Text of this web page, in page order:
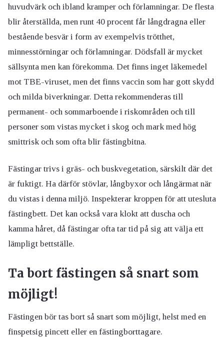
huvudvärk och ibland kramper och förlamningar. De flesta
blir återställda, men runt 40 procent får långdragna eller
bestående besvär i form av exempelvis trötthet,
minnesstörningar och förlamningar. Dödsfall är mycket
sällsynta men kan förekomma. Det finns inget läkemedel
mot TBE-viruset, men det finns vaccin som har gott skydd
och milda biverkningar. Detta rekommenderas till
permanent- och sommarboende i riskområden och till
personer som vistas mycket i skog och mark med hög
smittrisk och som ofta blir fästingbitna.
Fästingar trivs i gräs- och buskvegetation, särskilt där det
är fuktigt. Ha därför stövlar, långbyxor och långärmat när
du vistas i denna miljö. Inspekterar kroppen för att utesluta
fästingbett. Det kan också vara klokt att duscha och
kamma håret, då fästingar ofta tar tid på sig att välja ett
lämpligt bettställe.
Ta bort fästingen så snart som
möjligt!
Fästingen bör tas bort så snart som möjligt, helst med en
finspetsig pincett eller en fästingborttagare.